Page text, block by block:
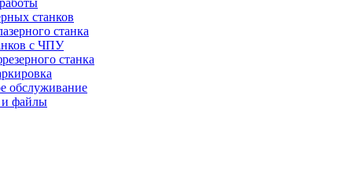
станков
станка
с ЧПУ
станка
обслуживание
файлы